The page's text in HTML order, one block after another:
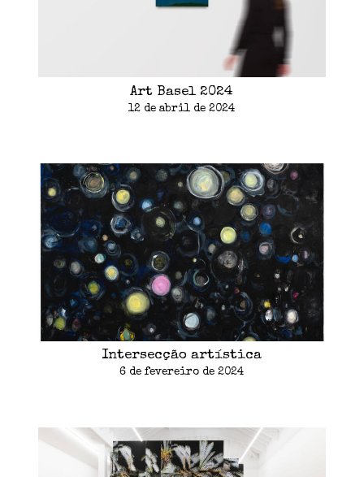
Art Basel 2024
12 de abril de 2024
Intersecção artística
6 de fevereiro de 2024